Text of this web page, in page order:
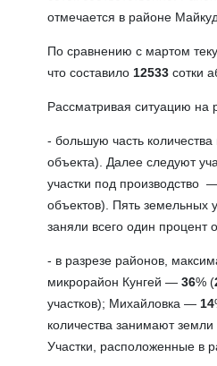
отмечается в районе
По сравнению с мартом
что составило 12533 сотки
Рассматривая ситуацию на
- большую часть
объекта). Далее следуют
участки под производство
объектов). Пять земельных
заняли всего один процент
- в разрезе районов,
микрорайон Кунгей —36% (
участков); Михайловка — 14
количества занимают
Участки, расположенные в